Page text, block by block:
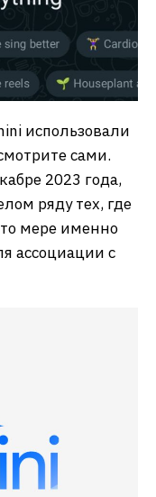
использовали
сами.
2023 года,
ряду тех, где
мере именно
ассоциации с